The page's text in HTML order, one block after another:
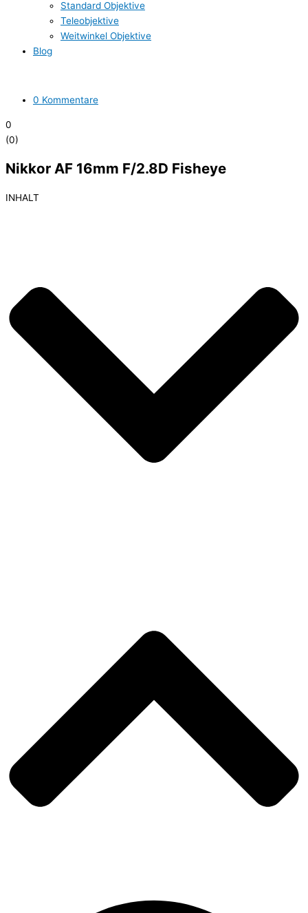
Standard Objektive
Teleobjektive
Weitwinkel Objektive
Blog
0 Kommentare
0
(0)
Nikkor AF 16mm F/2.8D Fisheye
INHALT